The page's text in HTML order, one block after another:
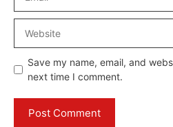
Save my name, email, and
next time I comment.